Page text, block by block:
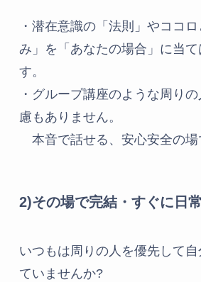
・潜在意識の「法則」やココ
み」を「あなたの場合」に当て
す。
・グループ講座のような周り
慮もありません。
本音で話せる、安心安全の場
2)その場で完結・すぐに日
いつもは周りの人を優先して
ていませんか?